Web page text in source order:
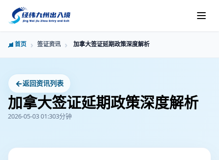
首页 签证资讯 加拿大签证延期政策深度解析
←返回资讯列表
加拿大签证延期政策深度解析
2026-05-03 01:303分钟